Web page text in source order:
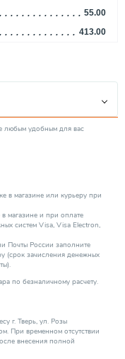
55.00
413.00
Электронный
Есть
Однофазное
Нет
любым удобным для вас
в магазине или курьеру при
магазине и при оплате
систем Visa, Visa Electron,
Почты России заполните
(срок зачисления денежных
по безналичному расчету.
г. Тверь, ул. Розы
При временном отсутствии
внесения полной